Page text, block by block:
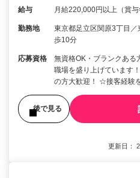
給与 月給220,000円以上（賞与
勤務地
東京都足立区関原3丁目
歩10分
応募資格
無資格OK・ブランクあ
職場を盛り上げています
の方大歓迎！ ☆接客経験
後で見る
更新日：